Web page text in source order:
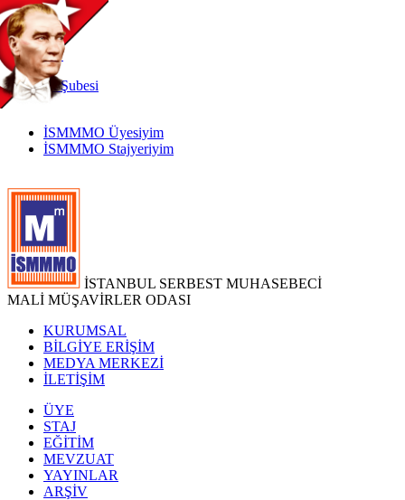
TR
|
EN
İnternetŞubesi
İSMMMO Üyesiyim
İSMMMO Stajyeriyim
İSTANBUL SERBEST MUHASEBECİ
MALİ MÜŞAVİRLER ODASI
KURUMSAL
BİLGİYE ERİŞİM
MEDYA MERKEZİ
İLETİŞİM
ÜYE
STAJ
EĞİTİM
MEVZUAT
YAYINLAR
ARŞİV